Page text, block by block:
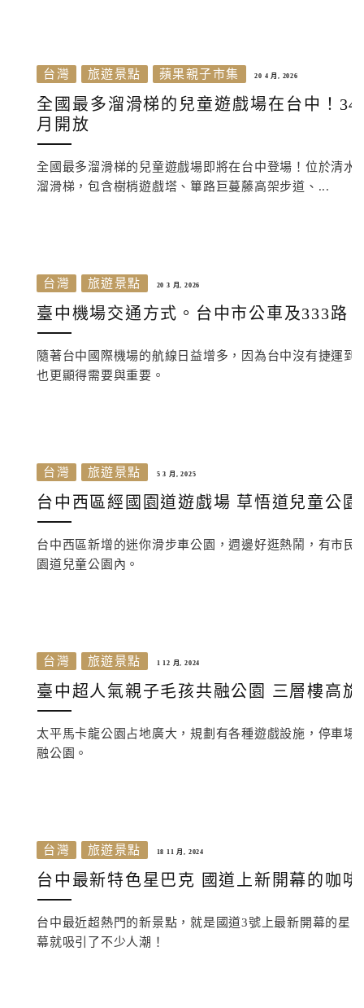
台灣 旅遊景點 蘋果親子市集 20 4 月, 2026
全國最多溜滑梯的兒童遊戲場在台中！
月開放
全國最多溜滑梯的兒童遊戲場即將在台中登場！位於清
溜滑梯，包含樹梢遊戲塔、篳路巨蔓藤高架步道、...
台灣 旅遊景點 20 3 月, 2026
臺中機場交通方式。台中市公車及333路
隨著台中國際機場的航線日益增多，因為台中沒有捷運
也更顯得需要與重要。
台灣 旅遊景點 5 3 月, 2025
台中西區經國園道遊戲場 草悟道兒童公
台中西區新增的迷你滑步車公園，週邊好逛熱鬧，有市
園道兒童公園內。
台灣 旅遊景點 1 12 月, 2024
臺中超人氣親子毛孩共融公園 三層樓高
太平馬卡龍公園占地廣大，規劃有各種遊戲設施，停車
融公園。
台灣 旅遊景點 18 11 月, 2024
台中最新特色星巴克 國道上新開幕的咖
台中最近超熱門的新景點，就是國道3號上最新開幕的星
幕就吸引了不少人潮！